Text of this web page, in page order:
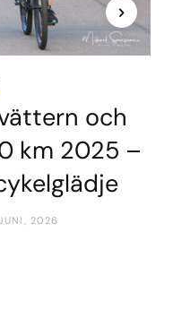
och
km 2025 –
2026